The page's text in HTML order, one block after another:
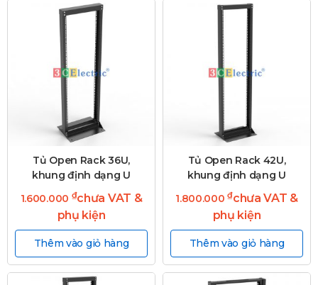
Tủ Open Rack 36U,
khung định dạng U
1.600.000 ₫chưa VAT &
phụ kiện
Thêm vào giỏ hàng
Tủ Open Rack 42U,
khung định dạng U
1.800.000₫chưa VAT &
phụ kiện
Thêm vào giỏ hàng